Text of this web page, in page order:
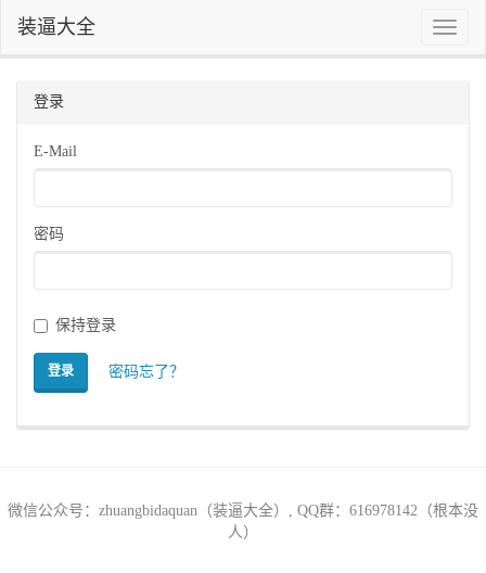
Toggle
装逼大全
登录
E-Mail
密码
保持登录
登录 密码忘了？
微信公众号：zhuangbidaquan（装逼大全）, QQ群：616978142（根本没
人）